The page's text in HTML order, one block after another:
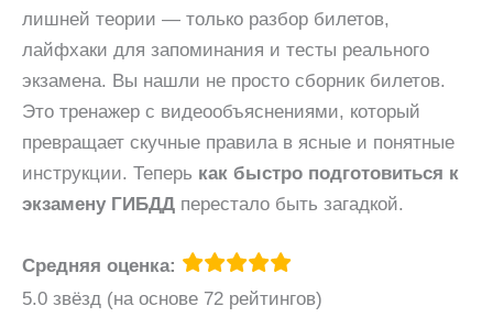
лишней теории — только разбор билетов,
лайфхаки для запоминания и тесты реального
экзамена. Вы нашли не просто сборник билетов.
Это тренажер с видеообъяснениями, который
превращает скучные правила в ясные и понятные
инструкции. Теперь как быстро подготовиться к
экзамену ГИБДД перестало быть загадкой.
Средняя оценка:
5.0 звёзд (на основе 72 рейтингов)